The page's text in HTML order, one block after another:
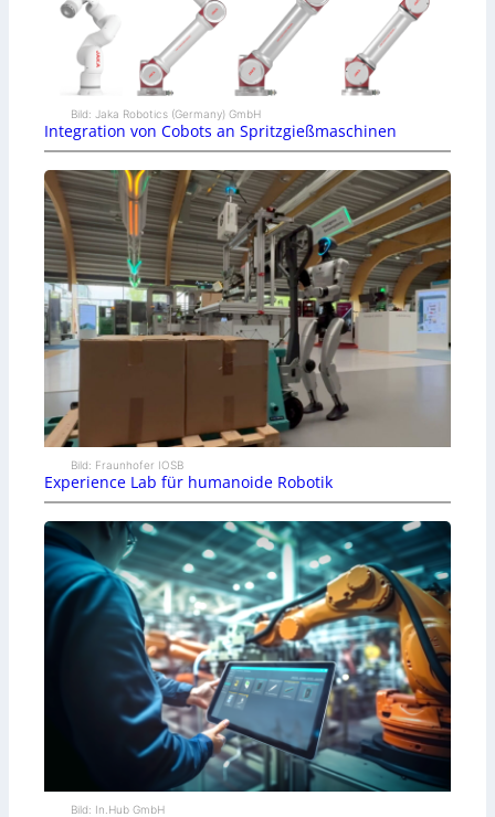
Bild: Jaka Robotics (Germany) GmbH
Integration von Cobots an Spritzgießmaschinen
Bild: Fraunhofer IOSB
Experience Lab für humanoide Robotik
Bild: In.Hub GmbH